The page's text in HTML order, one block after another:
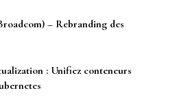
– Rebranding des
: Unifiez conteneurs